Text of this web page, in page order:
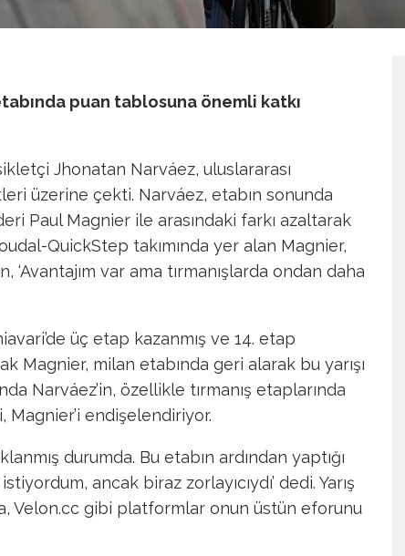
puan tablosuna önemli katkı
Jhonatan Narváez, uluslararası
üzerine çekti. Narváez, etabın sonunda
Paul Magnier ile arasındaki farkı azaltarak
QuickStep takımında yer alan Magnier,
‘Avantajım var ama tırmanışlarda ondan daha
üç etap kazanmış ve 14. etap
Magnier, milan etabında geri alarak bu yarışı
Narváez’in, özellikle tırmanış etaplarında
endişelendiriyor.
durumda. Bu etabın ardından yaptığı
ancak biraz zorlayıcıydı’ dedi. Yarış
Velon.cc gibi platformlar onun üstün eforunu